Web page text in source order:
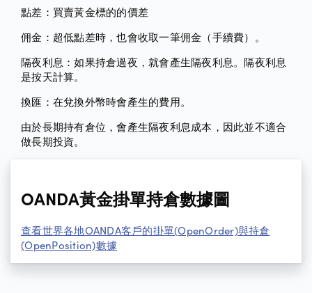
點差：買賣黃金標的的價差
佣金：超低點差時，也會收取一筆佣金（手續費）。
隔夜利息：如果持倉過夜，就會產生隔夜利息。隔夜利息
是按天計算。
換匯：在兌換外幣時會產生的費用。
由於長期持有倉位，會產生隔夜利息成本，因此並不適合
做長期投資。
OANDA黃金掛單持倉數據圖
查看世界各地OANDA客戶的掛單(OpenOrder)與持倉
(OpenPosition)數據